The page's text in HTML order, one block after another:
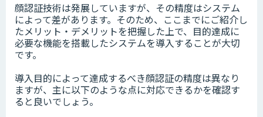
顔認証技術は発展していますが、その精度はシステム
によって差があります。そのため、ここまでにご紹介し
たメリット・デメリットを把握した上で、目的達成に
必要な機能を搭載したシステムを導入することが大切
です。
導入目的によって達成するべき顔認証の精度は異なり
ますが、主に以下のような点に対応できるかを確認す
ると良いでしょう。